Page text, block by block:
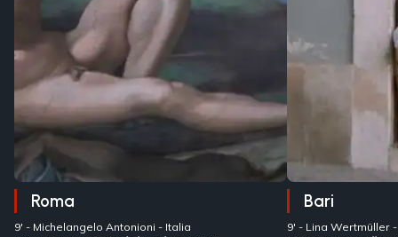
Roma
9' - Michelangelo Antonioni - Italia
Bari
9' - Lina Wertmüller